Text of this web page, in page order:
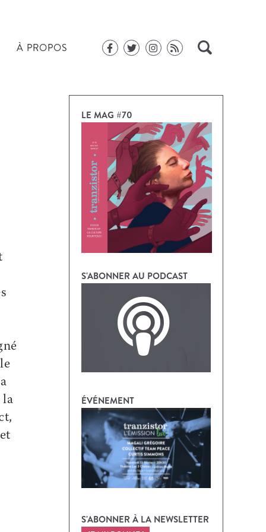
À PROPOS
la
LE MAG #70
S'ABONNER AU PODCAST
ÉVÉNEMENT
S'ABONNER À LA NEWSLETTER